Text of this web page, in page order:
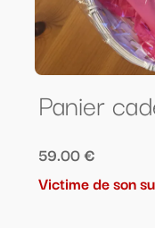
Panier
59.00 €
Victime de son